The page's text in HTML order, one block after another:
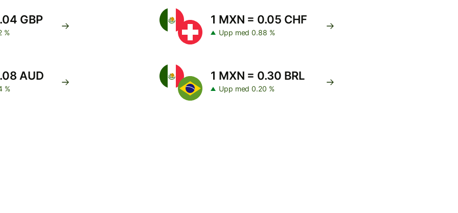
GBP
%
1 MXN = 0.05 CHF
Upp med 0.88 %
AUD
%
1 MXN = 0.30 BRL
Upp med 0.20 %